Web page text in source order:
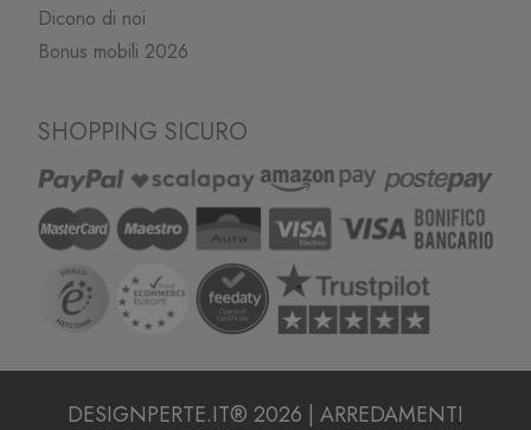
Dicono di noi
Bonus mobili 2026
SHOPPING SICURO
DESIGNPERTE.IT® 2026 | ARREDAMENTI